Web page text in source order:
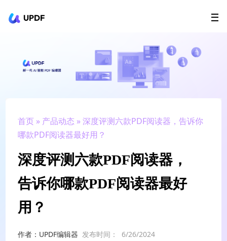
UPDF
AI Agents
政企采购
升级会员
首页 » 产品动态 » 深度评测六款PDF阅读器，告诉你
哪款PDF阅读器最好用？
深度评测六款PDF阅读器，
告诉你哪款PDF阅读器最好
用？
作者：UPDF编辑器 发布时间： 6/26/2024